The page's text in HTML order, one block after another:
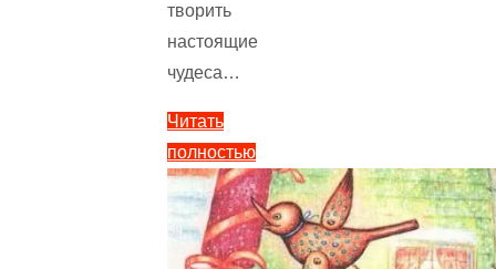
творить
настоящие
чудеса…
Читать
полностью
"Принцесса,
не
желавшая